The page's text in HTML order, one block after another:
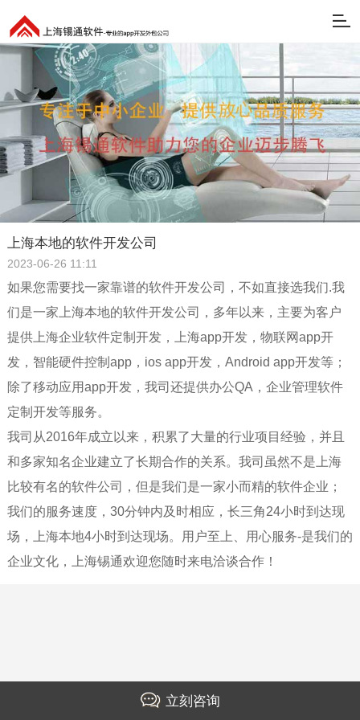
上海本地的软件开发公司
2023-06-26 11:11
如果您需要找一家靠谱的软件开发公司，不如直接选我们.我
们是一家上海本地的软件开发公司，多年以来，主要为客户
提供上海企业软件定制开发，上海app开发，物联网app开
发，智能硬件控制app，ios app开发，Android app开发等；
除了移动应用app开发，我司还提供办公QA，企业管理软件
定制开发等服务。
我司从2016年成立以来，积累了大量的行业项目经验，并且
和多家知名企业建立了长期合作的关系。我司虽然不是 上海
比较有名的软件公司，但是我们是一家小而精的软件企业；
我们的服务速度，30分钟内及时相应，长三角24小时到达现
场，上海本地4小时到达现场。
用户至上、用心服务-是我们的
企业文化，上海锡通欢迎您随时来电洽谈合作！
立刻咨询